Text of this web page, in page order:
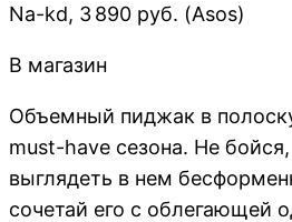
Na-kd, 3 890 руб. (Asos)
В магазин
Объемный пиджак в
must-have сезона. Не
выглядеть в нем
сочетай его с облегающей